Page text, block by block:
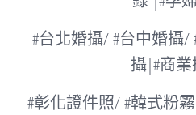
#台北婚攝/#台中婚攝/
攝|#商
#彰化證件照/#韓式粉